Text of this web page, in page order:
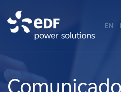
Sobre nosotros
EN